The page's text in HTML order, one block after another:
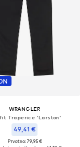
WRANGLER
Traperice 'Larston'
49,41 €
Prvotno: 79,95 €